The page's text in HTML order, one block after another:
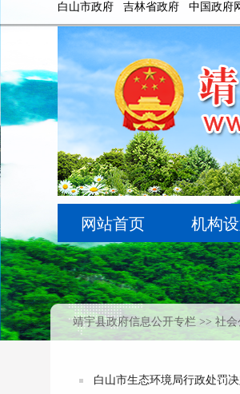
靖宇县政府信息公开专栏 >> 社会
白山市生态环境局行政处罚决